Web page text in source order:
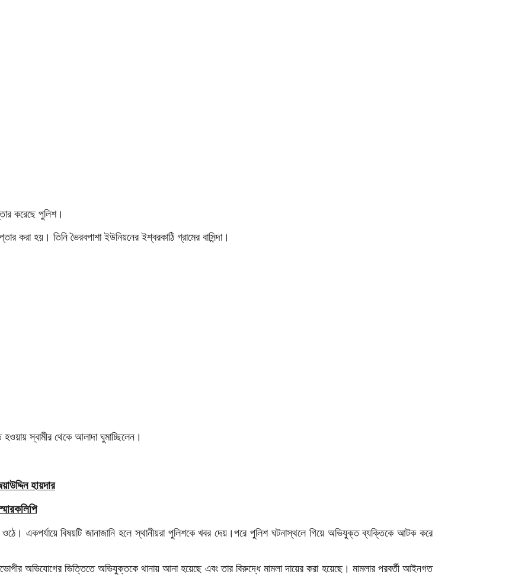
করেছে পুলিশ।
হয়। তিনি ভৈরবপাশা ইউনিয়নের ইশ্বরকাঠি গ্রামের বাসিন্দা।
স্বামীর থেকে আলাদা ঘুমাচ্ছিলেন।
হায়দার
একপর্যায়ে বিষয়টি জানাজানি হলে স্থানীয়রা পুলিশকে খবর দেয়।পরে পুলিশ ঘটনাস্থলে গিয়ে অভিযুক্ত ব্যক্তিকে আটক করে
অভিযোগের ভিত্তিতে অভিযুক্তকে থানায় আনা হয়েছে এবং তার বিরুদ্ধে মামলা দায়ের করা হয়েছে। মামলার পরবর্তী আইনগত